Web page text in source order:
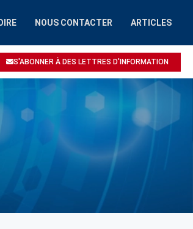
NOUS CONTACTER ARTICLES
SIGNALÉ: ESCROQUERIE / ARNAQUE
S'ABONNER À DES LETTRES D'INFORMATION